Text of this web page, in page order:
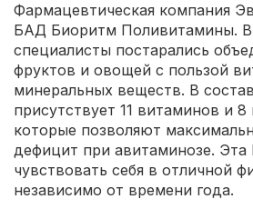
Фармацевтическая компания
БАД Биоритм Поливитамины. В
специалисты постарались
фруктов и овощей с пользой
минеральных веществ. В
присутствует 11 витаминов и
которые позволяют
дефицит при авитаминозе.
чувствовать себя в отличной
независимо от времени года.